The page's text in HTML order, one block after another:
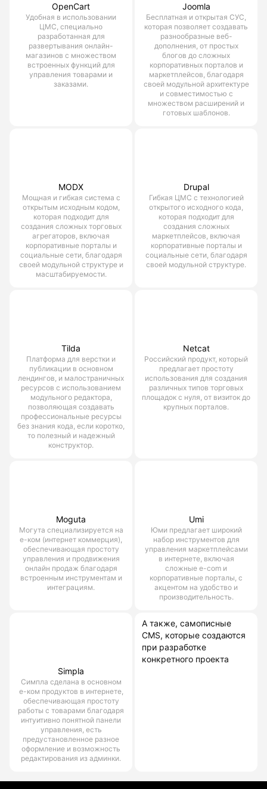
OpenCart
Удобная в использовании
ЦМС, специально
разработанная для
развертывания онлайн-
магазинов с множеством
встроенных функций для
управления товарами и
заказами.
Joomla
Бесплатная и открытая СУС,
которая позволяет создавать
разнообразные веб-
дополнения, от простых
блогов до сложных
корпоративных порталов и
маркетплейсов, благодаря
своей модульной архитектуре
и совместимостью с
множеством расширений и
готовых шаблонов.
MODX
Мощная и гибкая система с
открытым исходным кодом,
которая подходит для
создания сложных торговых
агрегаторов, включая
корпоративные порталы и
социальные сети, благодаря
своей модульной структуре и
масштабируемости.
Drupal
Гибкая ЦМС с технологией
открытого исходного кода,
которая подходит для
создания сложных
маркетплейсов, включая
корпоративные порталы и
социальные сети, благодаря
своей модульной структуре.
Tilda
Платформа для верстки и
публикации в основном
лендингов, и малостраничных
ресурсов с использованием
модульного редактора,
позволяющая создавать
профессиональные ресурсы
без знания кода, если коротко,
то полезный и надежный
конструктор.
Netcat
Российский продукт, который
предлагает простоту
использования для создания
различных типов торговых
площадок с нуля, от визиток до
крупных порталов.
Moguta
Могута специализируется на
е-ком (интернет коммерция),
обеспечивающая простоту
управления и продвижения
онлайн продаж благодаря
встроенным инструментам и
интеграциям.
Umi
Юми предлагает широкий
набор инструментов для
управления маркетплейсами
в интернете, включая
сложные e-com и
корпоративные порталы, с
акцентом на удобство и
производительность.
Simpla
Симпла сделана в основном
е-ком продуктов в интернете,
обеспечивающая простоту
работы с товарами благодаря
интуитивно понятной панели
управления, есть
предустановленное разное
оформление и возможность
редактирования из админки.
А также, самописные
CMS, которые создаются
при разработке
конкретного проекта